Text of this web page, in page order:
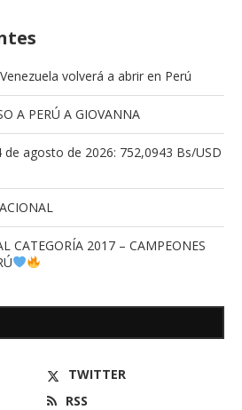
volverá a abrir en Perú
A PERÚ A GIOVANNA
de agosto de 2026: 752,0943 Bs/USD
CATEGORÍA 2017 – CAMPEONES
TWITTER
RSS